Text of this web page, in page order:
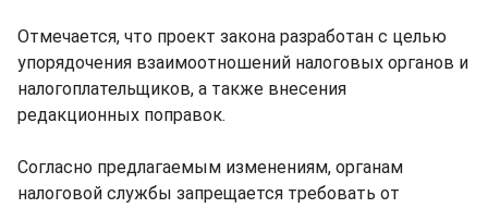
Отмечается, что проект закона разработан с целью
упорядочения взаимоотношений налоговых органов и
налогоплательщиков, а также внесения
редакционных поправок.
Согласно предлагаемым изменениям, органам
налоговой службы запрещается требовать от